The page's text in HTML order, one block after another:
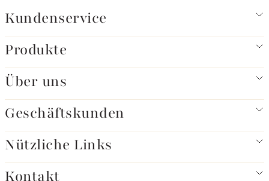
Kundenservice
Produkte
Über uns
Geschäftskunden
Nützliche Links
Kontakt